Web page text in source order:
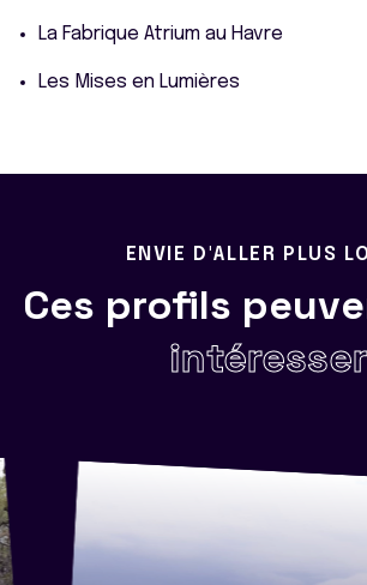
La Fabrique Atrium au Havre
Les Mises en Lumières
ENVIE D'ALLER PLUS
Ces profils
intéresser